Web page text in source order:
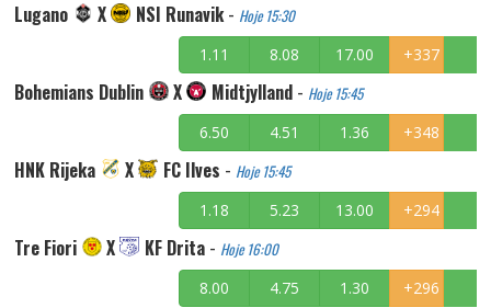
Lugano X NSI Runavik- Hoje 15:30
1.11 8.08 17.00 +337
Bohemians Dublin X Midtjylland - Hoje 15:45
6.50 4.51 1.36 +348
HNK Rijeka X FC Ilves - Hoje 15:45
1.18 5.23 13.00 +294
Tre Fiori X KF Drita - Hoje 16:00
8.00 4.75 1.30 +296